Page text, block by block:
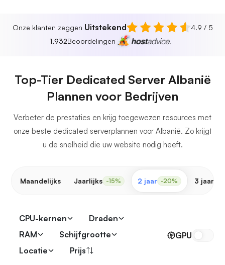
Onze klanten zeggen Uitstekend
4.9 / 5
1,932Beoordelingen
Top-Tier Dedicated Server Albanië
Plannen voor Bedrijven
Verbeter de prestaties en krijg toegewezen resources met
onze beste dedicated serverplannen voor Albanië. Zo krijgt
u de snelheid die uw website nodig heeft.
Maandelijks Jaarlijks -15% 2 jaar -20% 3 jaar
CPU-kernen
Draden
RAM
Schijfgrootte
Locatie
Prijs
GPU